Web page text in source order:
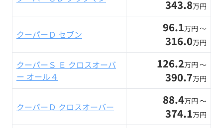
343.8万円
クーパーＤ セブン 96.1万円 〜
316.0万円
クーパーＳ Ｅ クロスオーバ
ー オール４
126.2万円 〜
390.7万円
クーパーＤ クロスオーバー 88.4万円 〜
374.1万円